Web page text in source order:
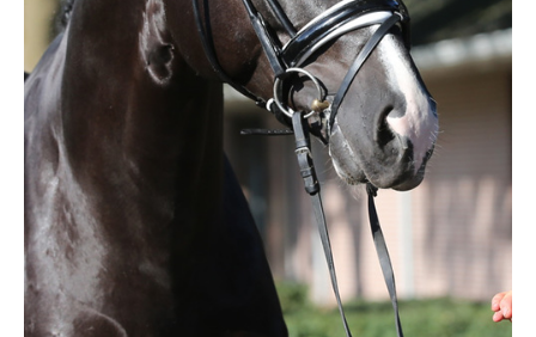
Import registratie
Veulenregistratie
Informatie overschrijven paspoort
Formulier overschrijven op naam
Animal Health Regulation
Gids voor Goede Praktijken
Marktplaats